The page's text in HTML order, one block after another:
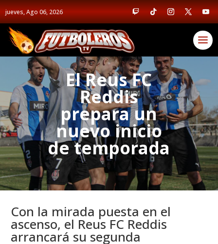
jueves, Ago 06, 2026
El Reus FC
Reddis
prepara un
nuevo inicio
de temporada
Con la mirada puesta en el
ascenso, el Reus FC Reddis
arrancará su segunda